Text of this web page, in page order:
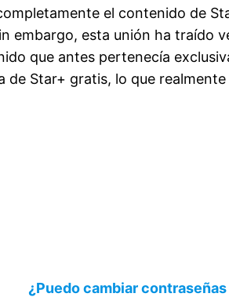
el contenido de
embargo, esta unión ha traído
que antes pertenecía
Star+ gratis, lo que
¿Puedo cambiar